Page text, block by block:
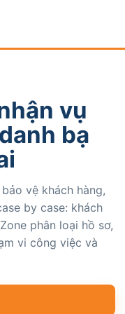
vụ
bạ
vệ khách hàng,
by case: khách
phân loại hồ sơ,
vi công việc và